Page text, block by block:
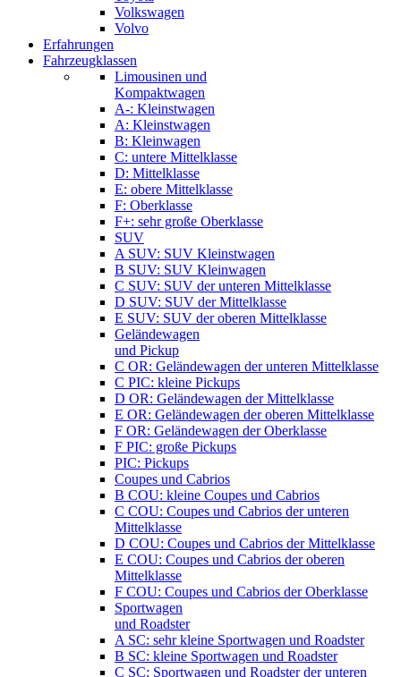
Volkswagen
Volvo
Erfahrungen
Fahrzeugklassen
Limousinen und
Kompaktwagen
A-: Kleinstwagen
A: Kleinstwagen
B: Kleinwagen
C: untere Mittelklasse
D: Mittelklasse
E: obere Mittelklasse
F: Oberklasse
F+: sehr große Oberklasse
SUV
A SUV: SUV Kleinstwagen
B SUV: SUV Kleinwagen
C SUV: SUV der unteren Mittelklasse
D SUV: SUV der Mittelklasse
E SUV: SUV der oberen Mittelklasse
Geländewagen
und Pickup
C OR: Geländewagen der unteren Mittelklasse
C PIC: kleine Pickups
D OR: Geländewagen der Mittelklasse
E OR: Geländewagen der oberen Mittelklasse
F OR: Geländewagen der Oberklasse
F PIC: große Pickups
PIC: Pickups
Coupes und Cabrios
B COU: kleine Coupes und Cabrios
C COU: Coupes und Cabrios der unteren
Mittelklasse
D COU: Coupes und Cabrios der Mittelklasse
E COU: Coupes und Cabrios der oberen
Mittelklasse
F COU: Coupes und Cabrios der Oberklasse
Sportwagen
und Roadster
A SC: sehr kleine Sportwagen und Roadster
B SC: kleine Sportwagen und Roadster
C SC: Sportwagen und Roadster der unteren